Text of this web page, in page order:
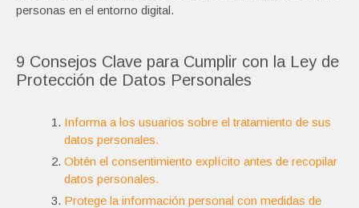
personas en el entorno digital.
9 Consejos Clave para Cumplir con la Ley de
Protección de Datos Personales
Informa a los usuarios sobre el tratamiento de sus
datos personales.
Obtén el consentimiento explícito antes de recopilar
datos personales.
Protege la información personal con medidas de